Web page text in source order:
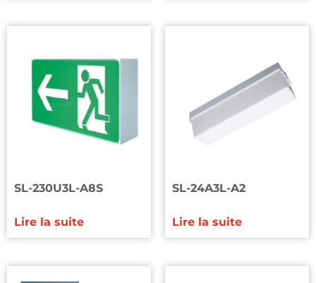
SL-230U3L-A8S
Lire la suite
SL-24A3L-A2
Lire la suite